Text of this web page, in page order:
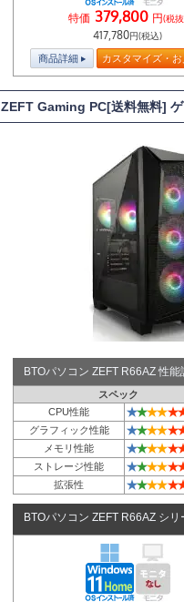
特価 379,800 円(税
417,780円(税込)
商品詳細 カスタマイズ・
ZEFT Gaming PC[送料無料]
BTOパソコン ZEFT R66AZ 性
スペック
CPU性能
★★★★★
グラフィック性能 ★★★★★
メモリ性能 ★★★★★
ストレージ性能 ★★★★★
拡張性 ★★★★★
BTOパソコン ZEFT R66AZ シリ